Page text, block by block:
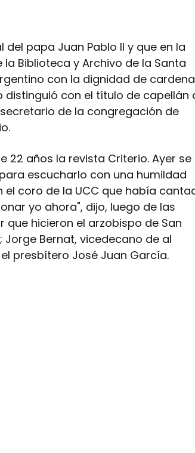
papa Juan Pablo II y que en la
Biblioteca y Archivo de la Santa
con la dignidad de
distinguió con el título de capellán
de la congregación de
22 años la revista Criterio. Ayer se
escucharlo con una humildad
coro de la UCC que había
yo ahora", dijo, luego de las
hicieron el arzobispo de San
Bernat, vicedecano de al
presbítero José Juan García.